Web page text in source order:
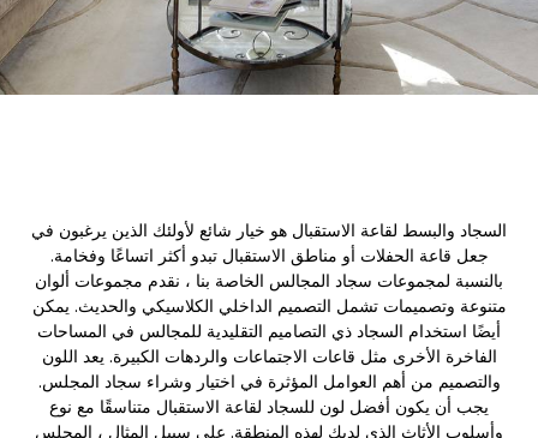
السجاد والبسط لقاعة الاستقبال هو خيار شائع لأولئك الذين يرغبون في
جعل قاعة الحفلات أو مناطق الاستقبال تبدو أكثر اتساعًا وفخامة.
بالنسبة لمجموعات سجاد المجالس الخاصة بنا ، نقدم مجموعات ألوان
متنوعة وتصميمات تشمل التصميم الداخلي الكلاسيكي والحديث. يمكن
أيضًا استخدام السجاد ذي التصاميم التقليدية للمجالس في المساحات
الفاخرة الأخرى مثل قاعات الاجتماعات والردهات الكبيرة. يعد اللون
والتصميم من أهم العوامل المؤثرة في اختيار وشراء سجاد المجلس.
يجب أن يكون أفضل لون للسجاد لقاعة الاستقبال متناسقًا مع نوع
وأسلوب الأثاث الذي لديك لهذه المنطقة. على سبيل المثال ، المجلس